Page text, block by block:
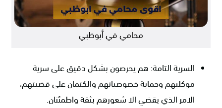
محامي في أبوظبي
السرية التامة: هم يحرصون بشكل دقيق على سرية
موكليهم وحماية خصوصياتهم والكتمان على قضيتهم،
الامر الذي يقضي الا شعورهم بثقة واطمئنان.